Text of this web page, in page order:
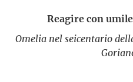
Reagire con
Omelia nel seicentario